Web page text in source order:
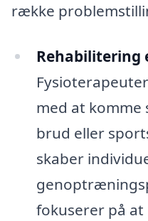
række
Rehabilitering
med at komme
brud eller
skaber
fokuserer på